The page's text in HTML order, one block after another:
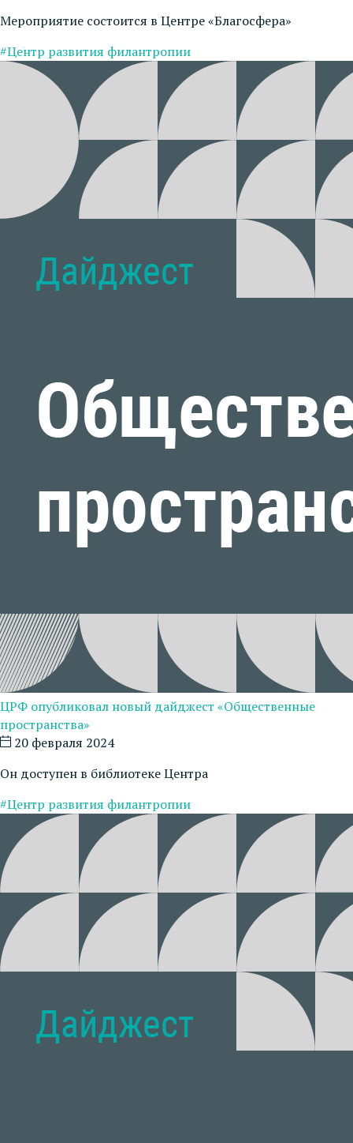
Мероприятие состоится в Центре «Благосфера»
#Центр развития филантропии
ЦРФ опубликовал новый дайджест «Общественные
пространства»
20 февраля 2024
Он доступен в библиотеке Центра
#Центр развития филантропии